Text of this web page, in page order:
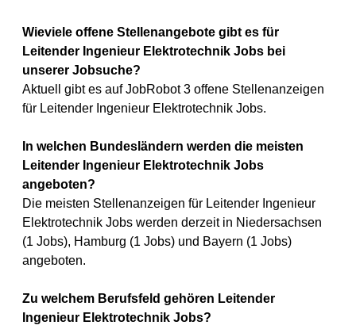
Wieviele offene Stellenangebote gibt es für
Leitender Ingenieur Elektrotechnik Jobs bei
unserer Jobsuche?
Aktuell gibt es auf JobRobot 3 offene Stellenanzeigen
für Leitender Ingenieur Elektrotechnik Jobs.
In welchen Bundesländern werden die meisten
Leitender Ingenieur Elektrotechnik Jobs
angeboten?
Die meisten Stellenanzeigen für Leitender Ingenieur
Elektrotechnik Jobs werden derzeit in Niedersachsen
(1 Jobs), Hamburg (1 Jobs) und Bayern (1 Jobs)
angeboten.
Zu welchem Berufsfeld gehören Leitender
Ingenieur Elektrotechnik Jobs?